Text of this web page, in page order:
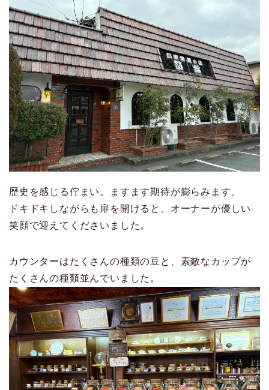
歴史を感じる佇まい。ますます期待が膨らみます。
ドキドキしながらも扉を開けると、オーナーが優しい
笑顔で迎えてくださいました。
カウンターはたくさんの種類の豆と、素敵なカップが
たくさんの種類並んでいました。